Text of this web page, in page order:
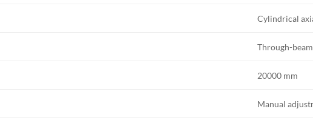
Cylindrical
Through-beam
20000 mm
Manual